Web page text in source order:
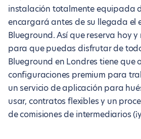
instalación totalmente equipada
encargará antes de su llegada el
Blueground. Así que reserva hoy
para que puedas disfrutar de
Blueground en Londres tiene que
configuraciones premium para
un servicio de aplicación para
usar, contratos flexibles y un
de comisiones de intermediarios